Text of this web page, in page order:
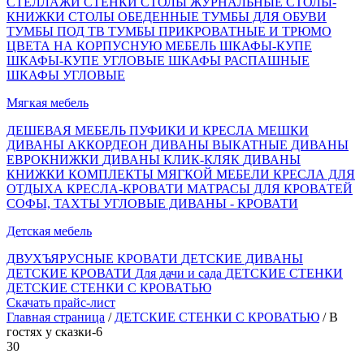
КНИЖКИ СТОЛЫ ОБЕДЕННЫЕ ТУМБЫ ДЛЯ ОБУВИ
ТУМБЫ ПОД ТВ ТУМБЫ ПРИКРОВАТНЫЕ И ТРЮМО
ЦВЕТА НА КОРПУСНУЮ МЕБЕЛЬ ШКАФЫ-КУПЕ
ШКАФЫ-КУПЕ УГЛОВЫЕ ШКАФЫ РАСПАШНЫЕ
ШКАФЫ УГЛОВЫЕ
Мягкая мебель
ДЕШЕВАЯ МЕБЕЛЬ ПУФИКИ И КРЕСЛА МЕШКИ
ДИВАНЫ АККОРДЕОН ДИВАНЫ ВЫКАТНЫЕ ДИВАНЫ
ЕВРОКНИЖКИ ДИВАНЫ КЛИК-КЛЯК ДИВАНЫ
КНИЖКИ КОМПЛЕКТЫ МЯГКОЙ МЕБЕЛИ КРЕСЛА ДЛЯ
ОТДЫХА КРЕСЛА-КРОВАТИ МАТРАСЫ ДЛЯ КРОВАТЕЙ
СОФЫ, ТАХТЫ УГЛОВЫЕ ДИВАНЫ - КРОВАТИ
Детская мебель
ДВУХЪЯРУСНЫЕ КРОВАТИ ДЕТСКИЕ ДИВАНЫ
ДЕТСКИЕ КРОВАТИ Для дачи и сада ДЕТСКИЕ СТЕНКИ
ДЕТСКИЕ СТЕНКИ С КРОВАТЬЮ
Скачать прайс-лист
Главная страница / ДЕТСКИЕ СТЕНКИ С КРОВАТЬЮ / В
гостях у сказки-6
30